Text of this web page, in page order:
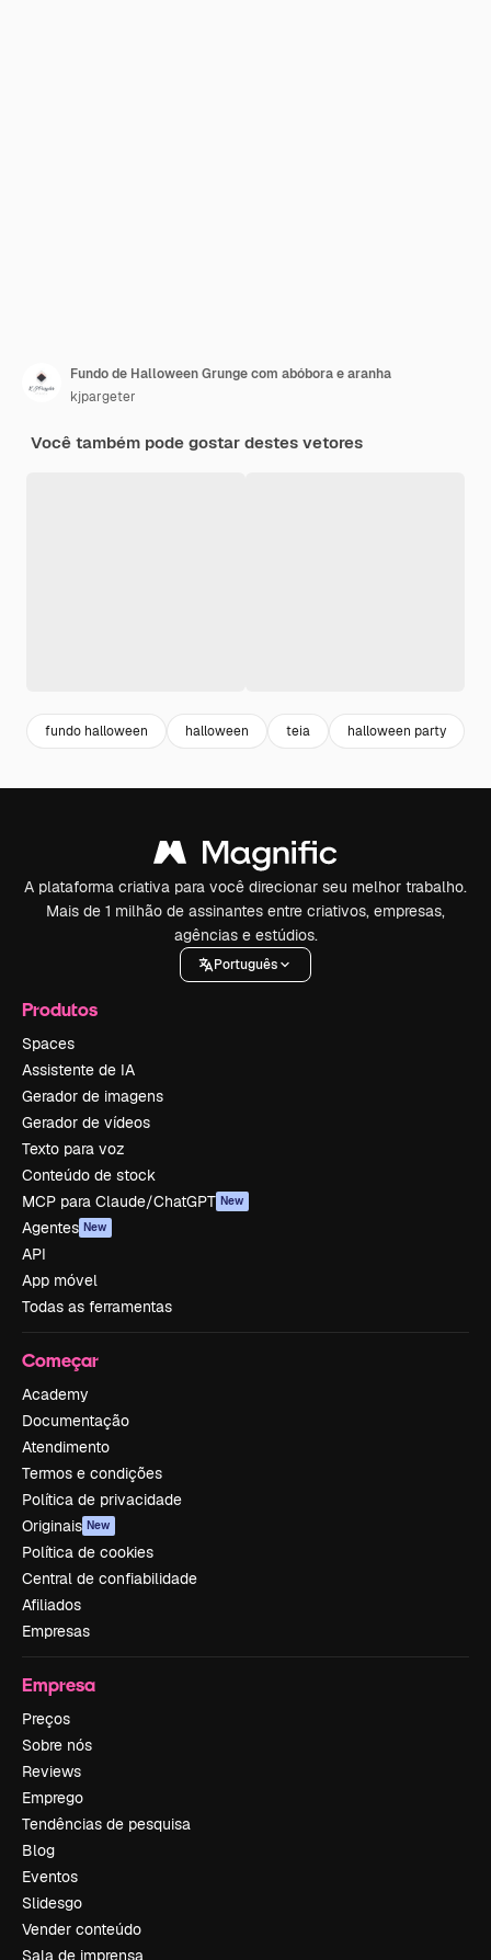
Fundo de Halloween Grunge com abóbora e aranha
kjpargeter
Você também pode gostar destes vetores
fundo halloween halloween teia halloween party
A plataforma criativa para você direcionar seu melhor trabalho.
Mais de 1 milhão de assinantes entre criativos, empresas,
agências e estúdios.
Português
Produtos
Spaces
Assistente de IA
Gerador de imagens
Gerador de vídeos
Texto para voz
Conteúdo de stock
MCP para Claude/ChatGPT New
Agentes New
API
App móvel
Todas as ferramentas
Começar
Academy
Documentação
Atendimento
Termos e condições
Política de privacidade
Originais New
Política de cookies
Central de confiabilidade
Afiliados
Empresas
Empresa
Preços
Sobre nós
Reviews
Emprego
Tendências de pesquisa
Blog
Eventos
Slidesgo
Vender conteúdo
Sala de imprensa